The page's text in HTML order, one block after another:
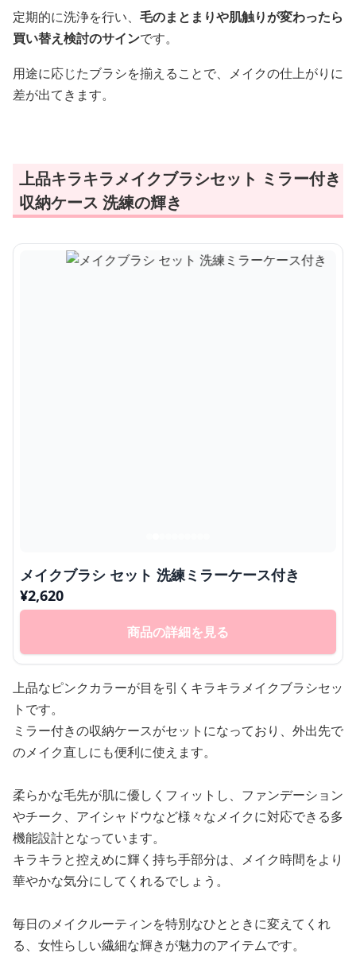
定期的に洗浄を行い、 毛のまとまりや肌触りが変わったら
買い替え検討のサインです。
用途に応じたブラシを揃えることで、メイクの仕上がりに
差が出てきます。
上品キラキラメイクブラシセット ミラー付き
収納ケース 洗練の輝き
メイクブラシ セット 洗練ミラーケース付き
¥2,620
商品の詳細を見る
上品なピンクカラーが目を引くキラキラメイクブラシセッ
トです。
ミラー付きの収納ケースがセットになっており、外出先で
のメイク直しにも便利に使えます。
柔らかな毛先が肌に優しくフィットし、ファンデーション
やチーク、アイシャドウなど様々なメイクに対応できる多
機能設計となっています。
キラキラと控えめに輝く持ち手部分は、メイク時間をより
華やかな気分にしてくれるでしょう。
毎日のメイクルーティンを特別なひとときに変えてくれ
る、女性らしい繊細な輝きが魅力のアイテムです。